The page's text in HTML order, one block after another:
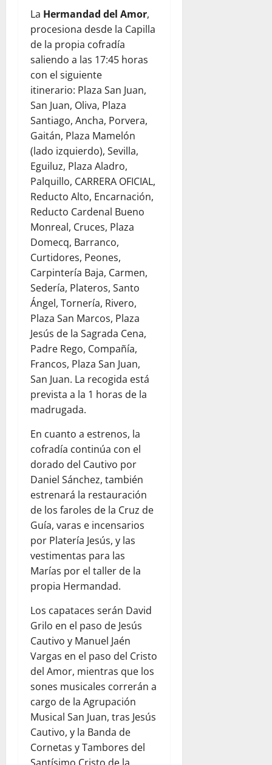
La Hermandad del Amor,
procesiona desde la Capilla
de la propia cofradía
saliendo a las 17:45 horas
con el siguiente
itinerario: Plaza San Juan,
San Juan, Oliva, Plaza
Santiago, Ancha, Porvera,
Gaitán, Plaza Mamelón
(lado izquierdo), Sevilla,
Eguiluz, Plaza Aladro,
Palquillo, CARRERA OFICIAL,
Reducto Alto, Encarnación,
Reducto Cardenal Bueno
Monreal, Cruces, Plaza
Domecq, Barranco,
Curtidores, Peones,
Carpintería Baja, Carmen,
Sedería, Plateros, Santo
Ángel, Tornería, Rivero,
Plaza San Marcos, Plaza
Jesús de la Sagrada Cena,
Padre Rego, Compañía,
Francos, Plaza San Juan,
San Juan. La recogida está
prevista a la 1 horas de la
madrugada.
En cuanto a estrenos, la
cofradía continúa con el
dorado del Cautivo por
Daniel Sánchez, también
estrenará la restauración
de los faroles de la Cruz de
Guía, varas e incensarios
por Platería Jesús, y las
vestimentas para las
Marías por el taller de la
propia Hermandad.
Los capataces serán David
Grilo en el paso de Jesús
Cautivo y Manuel Jaén
Vargas en el paso del Cristo
del Amor, mientras que los
sones musicales correrán a
cargo de la Agrupación
Musical San Juan, tras Jesús
Cautivo, y la Banda de
Cornetas y Tambores del